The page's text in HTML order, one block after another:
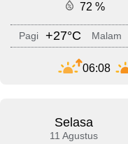
72 %
Pagi +27°C Malam
06:08
Selasa
11 Agustus